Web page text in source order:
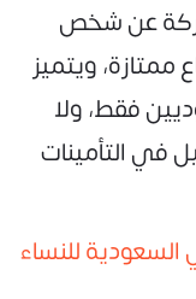
الشركة عن شخص
ممتازة، ويتميز
فقط، ولا
في التأمينات